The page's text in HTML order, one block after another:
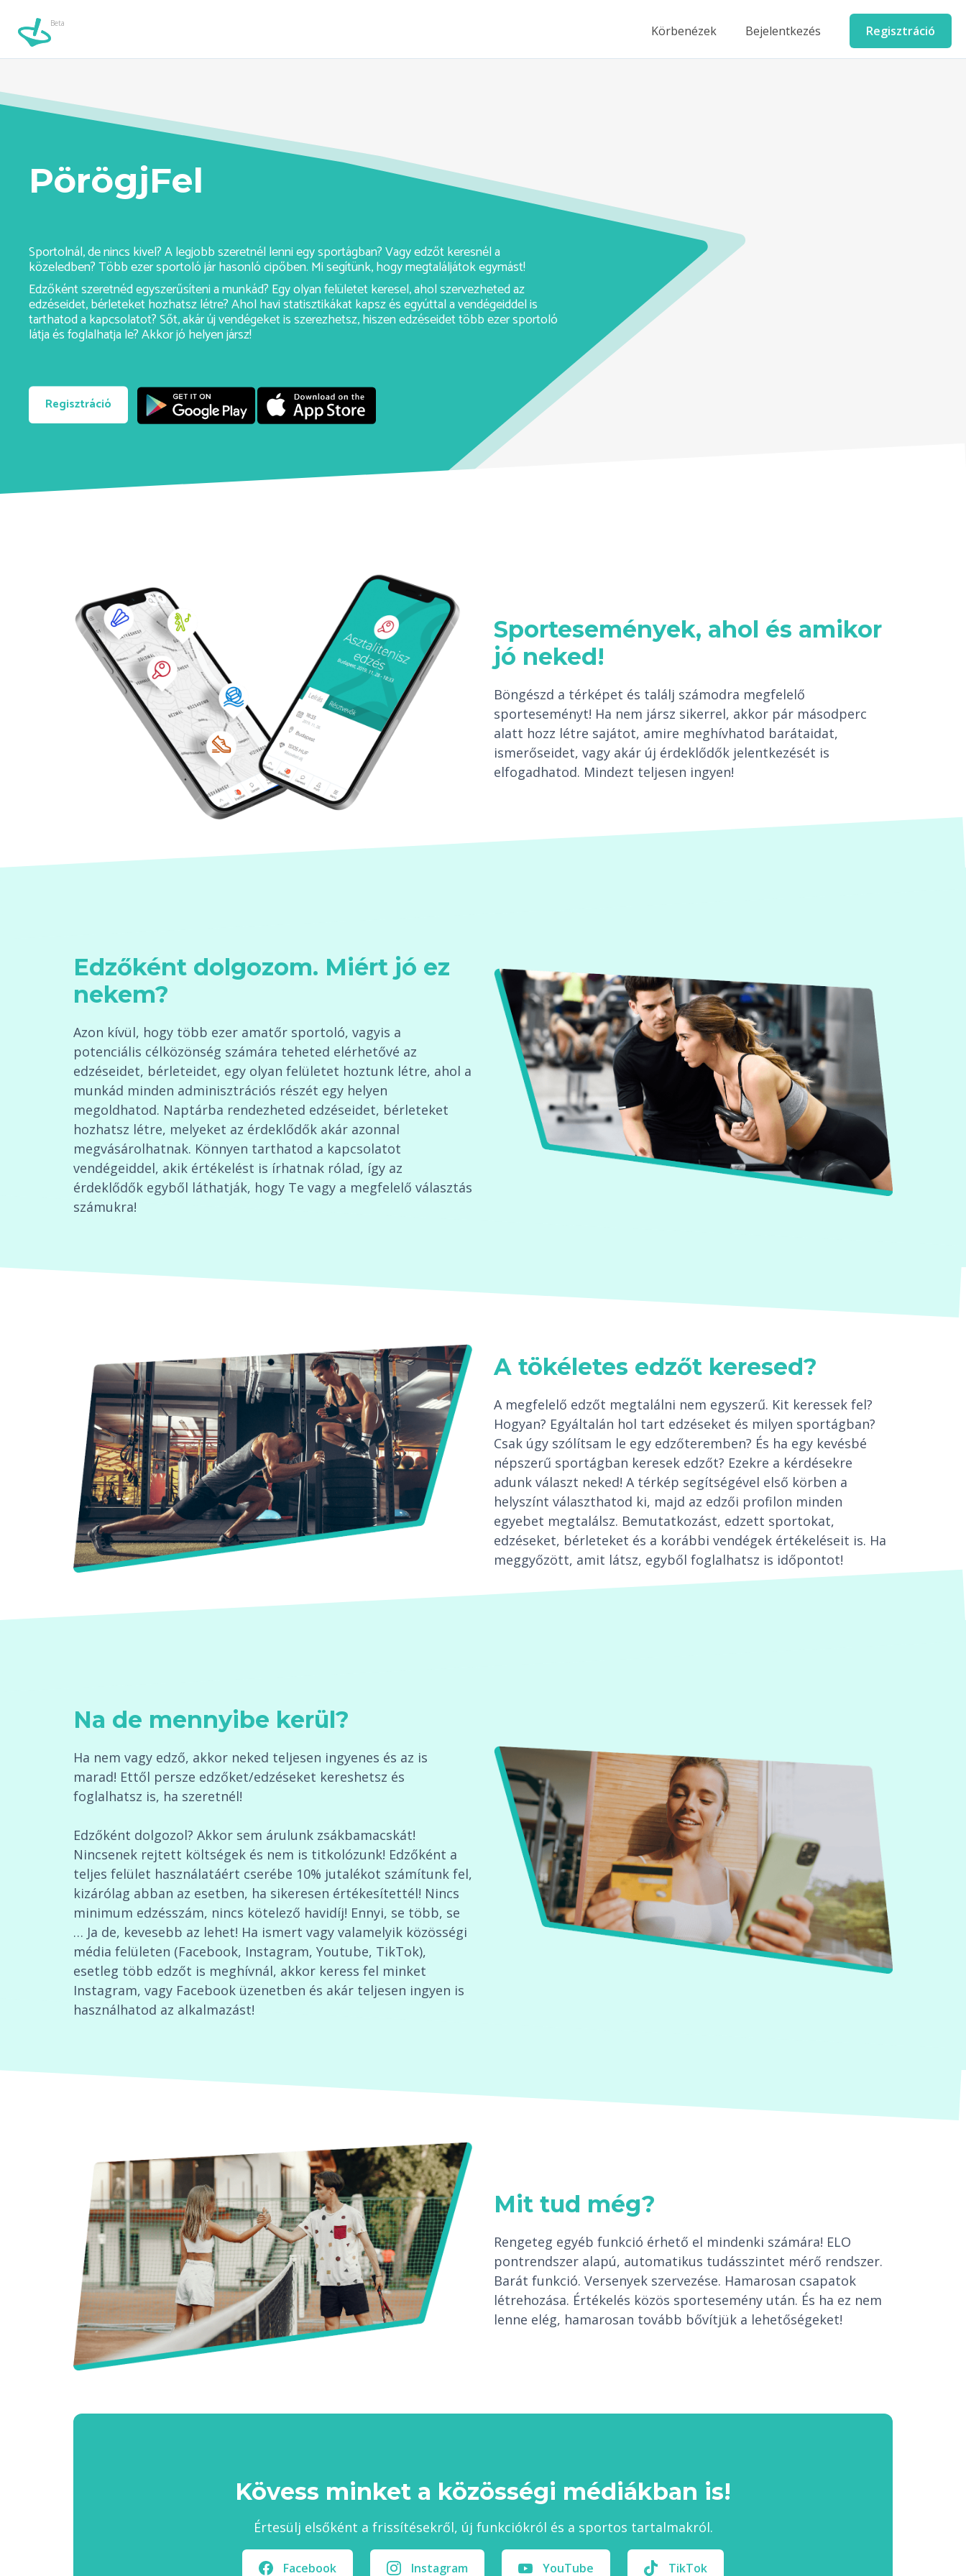
Beta Körbenézek Bejelentkezés Regisztráció
trial-edzo-ashburn//
PörögjFel
Sportolnál, de nincs kivel? A legjobb szeretnél lenni egy sportágban? Vagy edzőt keresnél a
közeledben? Több ezer sportoló jár hasonló cipőben. Mi segítünk, hogy megtaláljátok egymást!
Edzőként szeretnéd egyszerűsíteni a munkád? Egy olyan felületet keresel, ahol szervezheted az
edzéseidet, bérleteket hozhatsz létre? Ahol havi statisztikákat kapsz és egyúttal a vendégeiddel is
tarthatod a kapcsolatot? Sőt, akár új vendégeket is szerezhetsz, hiszen edzéseidet több ezer sportoló
látja és foglalhatja le? Akkor jó helyen jársz!
Regisztráció
Sportesemények, ahol és amikor
jó neked!
Böngészd a térképet és találj számodra megfelelő
sporteseményt! Ha nem jársz sikerrel, akkor pár másodperc
alatt hozz létre sajátot, amire meghívhatod barátaidat,
ismerőseidet, vagy akár új érdeklődők jelentkezését is
elfogadhatod. Mindezt teljesen ingyen!
Edzőként dolgozom. Miért jó ez
nekem?
Azon kívül, hogy több ezer amatőr sportoló, vagyis a
potenciális célközönség számára teheted elérhetővé az
edzéseidet, bérleteidet, egy olyan felületet hoztunk létre, ahol a
munkád minden adminisztrációs részét egy helyen
megoldhatod. Naptárba rendezheted edzéseidet, bérleteket
hozhatsz létre, melyeket az érdeklődők akár azonnal
megvásárolhatnak. Könnyen tarthatod a kapcsolatot
vendégeiddel, akik értékelést is írhatnak rólad, így az
érdeklődők egyből láthatják, hogy Te vagy a megfelelő választás
számukra!
A tökéletes edzőt keresed?
A megfelelő edzőt megtalálni nem egyszerű. Kit keressek fel?
Hogyan? Egyáltalán hol tart edzéseket és milyen sportágban?
Csak úgy szólítsam le egy edzőteremben? És ha egy kevésbé
népszerű sportágban keresek edzőt? Ezekre a kérdésekre
adunk választ neked! A térkép segítségével első körben a
helyszínt választhatod ki, majd az edzői profilon minden
egyebet megtalálsz. Bemutatkozást, edzett sportokat,
edzéseket, bérleteket és a korábbi vendégek értékeléseit is. Ha
meggyőzött, amit látsz, egyből foglalhatsz is időpontot!
Na de mennyibe kerül?
Ha nem vagy edző, akkor neked teljesen ingyenes és az is
marad! Ettől persze edzőket/edzéseket kereshetsz és
foglalhatsz is, ha szeretnél!
Edzőként dolgozol? Akkor sem árulunk zsákbamacskát!
Nincsenek rejtett költségek és nem is titkolózunk! Edzőként a
teljes felület használatáért cserébe 10% jutalékot számítunk fel,
kizárólag abban az esetben, ha sikeresen értékesítettél! Nincs
minimum edzésszám, nincs kötelező havidíj! Ennyi, se több, se
… Ja de, kevesebb az lehet! Ha ismert vagy valamelyik közösségi
média felületen (Facebook, Instagram, Youtube, TikTok),
esetleg több edzőt is meghívnál, akkor keress fel minket
Instagram, vagy Facebook üzenetben és akár teljesen ingyen is
használhatod az alkalmazást!
Mit tud még?
Rengeteg egyéb funkció érhető el mindenki számára! ELO
pontrendszer alapú, automatikus tudásszintet mérő rendszer.
Barát funkció. Versenyek szervezése. Hamarosan csapatok
létrehozása. Értékelés közös sportesemény után. És ha ez nem
lenne elég, hamarosan tovább bővítjük a lehetőségeket!
Kövess minket a közösségi médiákban is!
Értesülj elsőként a frissítésekről, új funkciókról és a sportos tartalmakról.
Facebook Instagram YouTube TikTok